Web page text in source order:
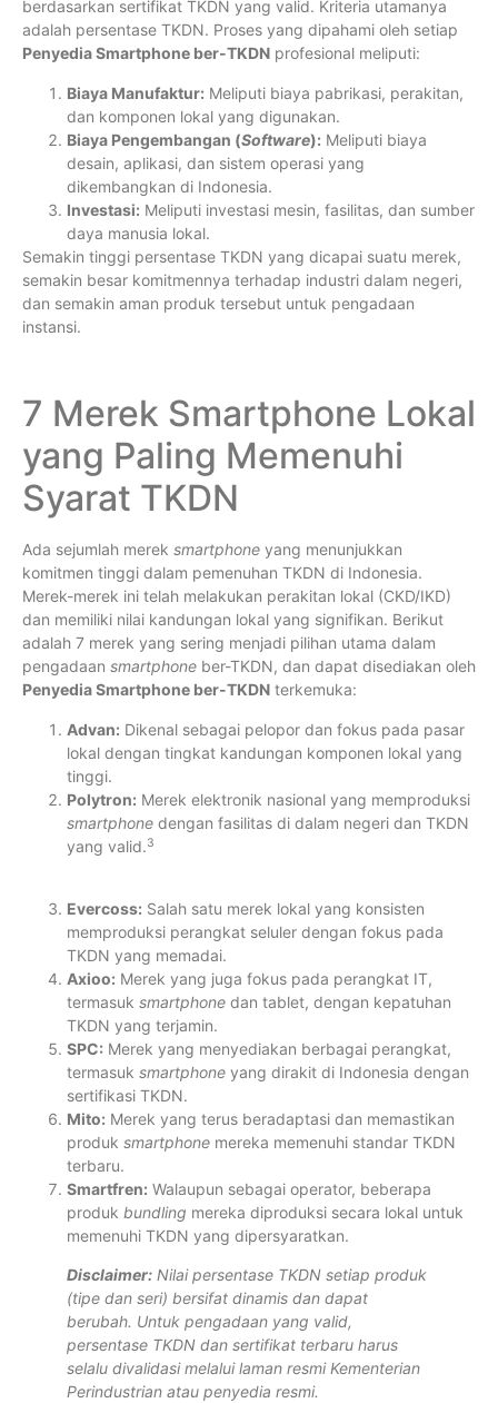
berdasarkan sertifikat TKDN yang valid. Kriteria utamanya
adalah persentase TKDN. Proses yang dipahami oleh setiap
Penyedia Smartphone ber-TKDN profesional meliputi:
Biaya Manufaktur: Meliputi biaya pabrikasi, perakitan,
dan komponen lokal yang digunakan.
Biaya Pengembangan (Software): Meliputi biaya
desain, aplikasi, dan sistem operasi yang
dikembangkan di Indonesia.
Investasi: Meliputi investasi mesin, fasilitas, dan sumber
daya manusia lokal.
Semakin tinggi persentase TKDN yang dicapai suatu merek,
semakin besar komitmennya terhadap industri dalam negeri,
dan semakin aman produk tersebut untuk pengadaan
instansi.
7 Merek Smartphone Lokal
yang Paling Memenuhi
Syarat TKDN
Ada sejumlah merek smartphone yang menunjukkan
komitmen tinggi dalam pemenuhan TKDN di Indonesia.
Merek-merek ini telah melakukan perakitan lokal (CKD/IKD)
dan memiliki nilai kandungan lokal yang signifikan. Berikut
adalah 7 merek yang sering menjadi pilihan utama dalam
pengadaan smartphone ber-TKDN, dan dapat disediakan oleh
Penyedia Smartphone ber-TKDN terkemuka:
Advan: Dikenal sebagai pelopor dan fokus pada pasar
lokal dengan tingkat kandungan komponen lokal yang
tinggi.
Polytron: Merek elektronik nasional yang memproduksi
smartphone dengan fasilitas di dalam negeri dan TKDN
yang valid.3
Evercoss: Salah satu merek lokal yang konsisten
memproduksi perangkat seluler dengan fokus pada
TKDN yang memadai.
Axioo: Merek yang juga fokus pada perangkat IT,
termasuk smartphone dan tablet, dengan kepatuhan
TKDN yang terjamin.
SPC: Merek yang menyediakan berbagai perangkat,
termasuk smartphone yang dirakit di Indonesia dengan
sertifikasi TKDN.
Mito: Merek yang terus beradaptasi dan memastikan
produk smartphone mereka memenuhi standar TKDN
terbaru.
Smartfren: Walaupun sebagai operator, beberapa
produk bundling mereka diproduksi secara lokal untuk
memenuhi TKDN yang dipersyaratkan.
Disclaimer: Nilai persentase TKDN setiap produk
(tipe dan seri) bersifat dinamis dan dapat
berubah. Untuk pengadaan yang valid,
persentase TKDN dan sertifikat terbaru harus
selalu divalidasi melalui laman resmi Kementerian
Perindustrian atau penyedia resmi.